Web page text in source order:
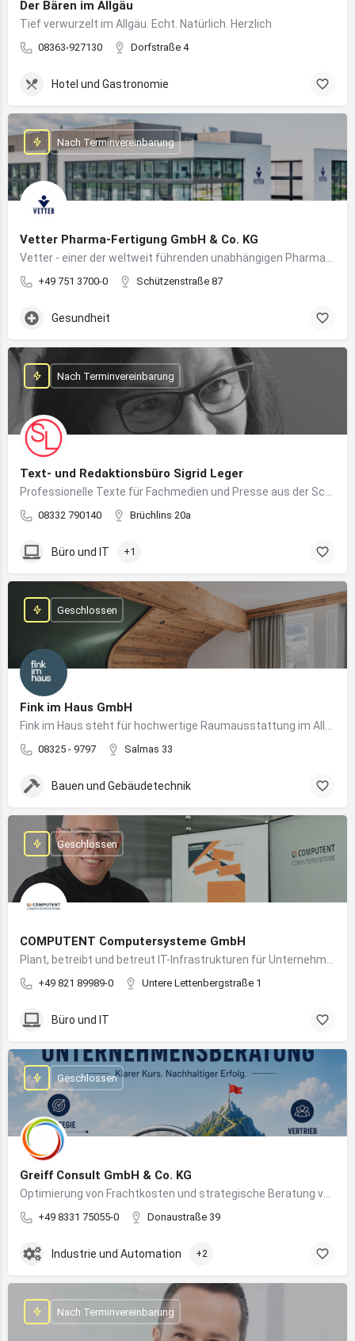
Der Bären im Allgäu
Tief verwurzelt im Allgäu. Echt. Natürlich. Herzlich
08363-927130 Dorfstraße 4
Hotel und Gastronomie
Vetter Pharma-Fertigung GmbH & Co. KG
+49 751 3700-0 Schützenstraße 87
Nach Terminvereinbarung
Gesundheit
Text- und Redaktionsbüro Sigrid Leger
08332 790140 Brüchlins 20a
Nach Terminvereinbarung
Büro und IT +1
Fink im Haus GmbH
08325 - 9797 Salmas 33
Geschlossen
Bauen und Gebäudetechnik
COMPUTENT Computersysteme GmbH
+49 821 89989-0 Untere Lettenbergstraße 1
Geschlossen
Büro und IT
Greiff Consult GmbH & Co. KG
+49 8331 75055-0 Donaustraße 39
Geschlossen
Industrie und Automation +2
Nach Terminvereinbarung